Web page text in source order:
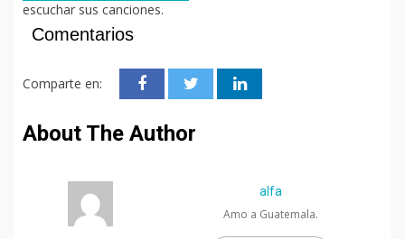
escuchar sus canciones.
Comentarios
Comparte en:
About The Author
alfa
Amo a Guatemala.